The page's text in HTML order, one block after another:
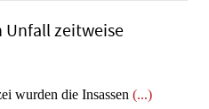
Unfall zeitweise
wurden die Insassen (...)